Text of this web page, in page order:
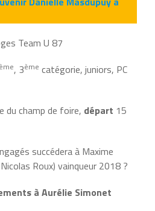
Team U 87
ème, 3ème catégorie, juniors, PC
du champ de foire, départ 15
succédera à Maxime
Roux) vainqueur 2018 ?
à Aurélie Simonet